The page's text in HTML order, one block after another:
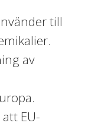
till
av
EU-